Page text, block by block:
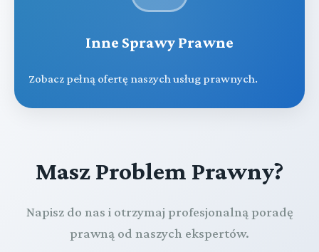
Inne Sprawy Prawne
Zobacz pełną ofertę naszych usług prawnych.
Masz Problem Prawny?
Napisz do nas i otrzymaj profesjonalną poradę
prawną od naszych ekspertów.